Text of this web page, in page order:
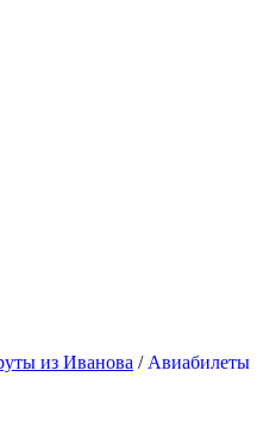
из Иванова / Авиабилеты